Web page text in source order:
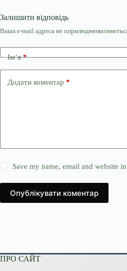
Залишити відповідь
Ваша e-mail адреса не
Ім’я*
Додати коментар *
Save my name, email and website
Опублікувати коментар
ПРО САЙТ